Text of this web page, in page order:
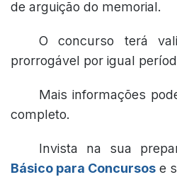
de arguição do memorial.
O concurso terá
prorrogável por igual
Mais informações
completo.
Invista na sua
Básico para Concursos e